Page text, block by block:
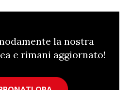
la nostra
e rimani aggiornato!